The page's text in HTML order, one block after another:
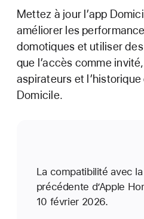
Mettez à jour l’app
améliorer les
domotiques et utiliser
que l’accès comme
aspirateurs et l’historique
Domicile.
La compatibilité avec
précédente d’Apple
10 février 2026.